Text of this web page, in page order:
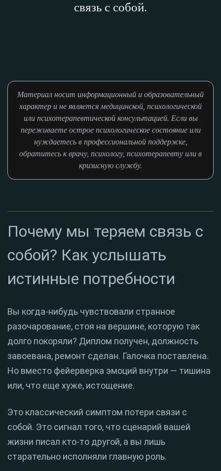
связь с собой.
Материал носит информационный и образовательный
характер и не является медицинской, психологической
или психотерапевтической консультацией. Если вы
переживаете острое психологическое состояние или
нуждаетесь в профессиональной поддержке,
обратитесь к врачу, психологу, психотерапевту или в
кризисную службу.
Почему мы теряем связь с
собой? Как услышать
истинные потребности
Вы когда-нибудь чувствовали странное
разочарование, стоя на вершине, которую так
долго покоряли? Диплом получен, должность
завоевана, ремонт сделан. Галочка поставлена.
Но вместо фейерверка эмоций внутри — тишина
или, что еще хуже, истощение.
Это классический симптом потери связи с
собой. Это сигнал того, что сценарий вашей
жизни писал кто-то другой, а вы лишь
старательно исполняли главную роль.